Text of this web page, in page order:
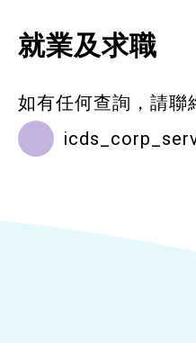
就業及求職
如有任何查詢，請聯